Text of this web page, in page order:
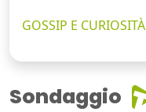
GOSSIP E CURIOSITÀ
Sondaggio